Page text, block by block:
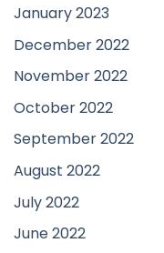
January 2023
December 2022
November 2022
October 2022
September 2022
August 2022
July 2022
June 2022